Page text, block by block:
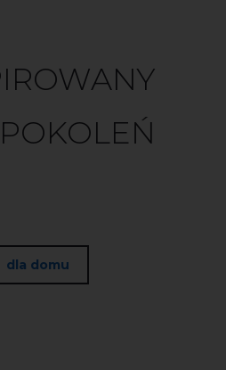
dla domu